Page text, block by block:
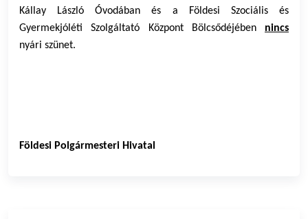
Kállay László Óvodában és a Földesi Szociális és
Gyermekjóléti Szolgáltató Központ Bölcsődéjében nincs
nyári szünet.
Földesi Polgármesteri Hivatal